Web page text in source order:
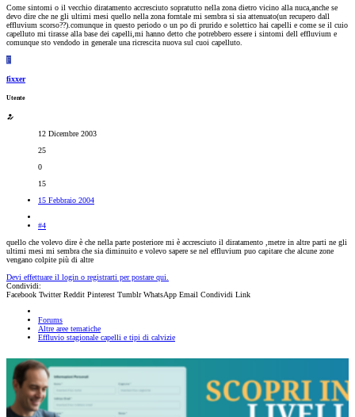
Come sintomi o il vecchio diratamento accresciuto sopratutto nella zona dietro vicino alla nuca,anche se
devo dire che ne gli ultimi mesi quello nella zona forntale mi sembra si sia attenuato(un recupero dall
effluvium scorso??).comunque in questo periodo o un po di prurido e solettico hai capelli e come se il cuio
capelluto mi tirasse alla base dei capelli,mi hanno detto che potrebbero essere i sintomi dell effluvium e
comunque sto vendodo in generale una ricrescita nuova sul cuoi capelluto.
F
fixxer
Utente
12 Dicembre 2003
25
0
15
15 Febbraio 2004
#4
quello che volevo dire è che nella parte posteriore mi è accresciuto il diratamento ,metre in altre parti ne gli
ultimi mesi mi sembra che sia diminuito e volevo sapere se nel effluvium puo capitare che alcune zone
vengano colpite più di altre
Devi effettuare il login o registrarti per postare qui.
Condividi:
Facebook Twitter Reddit Pinterest Tumblr WhatsApp Email Condividi Link
Forums
Altre aree tematiche
Effluvio stagionale capelli e tipi di calvizie